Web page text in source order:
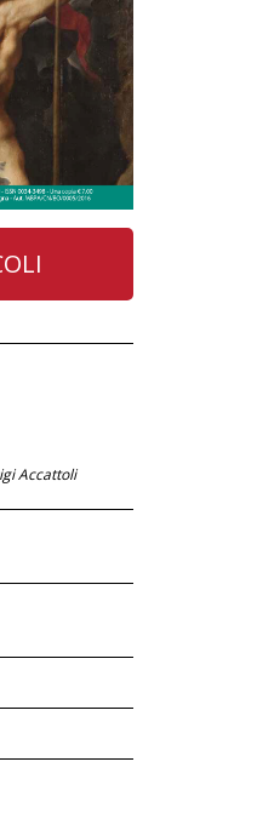
Accattoli